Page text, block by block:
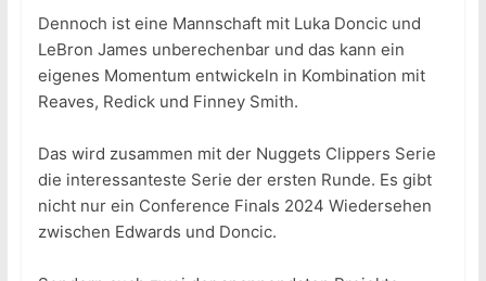
Dennoch ist eine Mannschaft mit Luka Doncic und
LeBron James unberechenbar und das kann ein
eigenes Momentum entwickeln in Kombination mit
Reaves, Redick und Finney Smith.
Das wird zusammen mit der Nuggets Clippers Serie
die interessanteste Serie der ersten Runde. Es gibt
nicht nur ein Conference Finals 2024 Wiedersehen
zwischen Edwards und Doncic.